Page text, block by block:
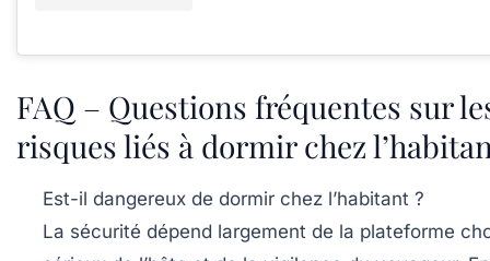
FAQ – Questions fréquentes sur
risques liés à dormir chez
Est-il dangereux de dormir chez l’habitant ?
La sécurité dépend largement de la plateforme